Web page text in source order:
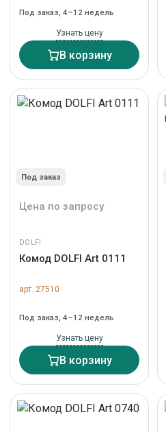
Под заказ, 4–12 недель
Узнать цену
В корзину
Под заказ
Цена по запросу
DOLFI
Комод DOLFI Art 0111
арт. 27510
Под заказ, 4–12 недель
Узнать цену
В корзину